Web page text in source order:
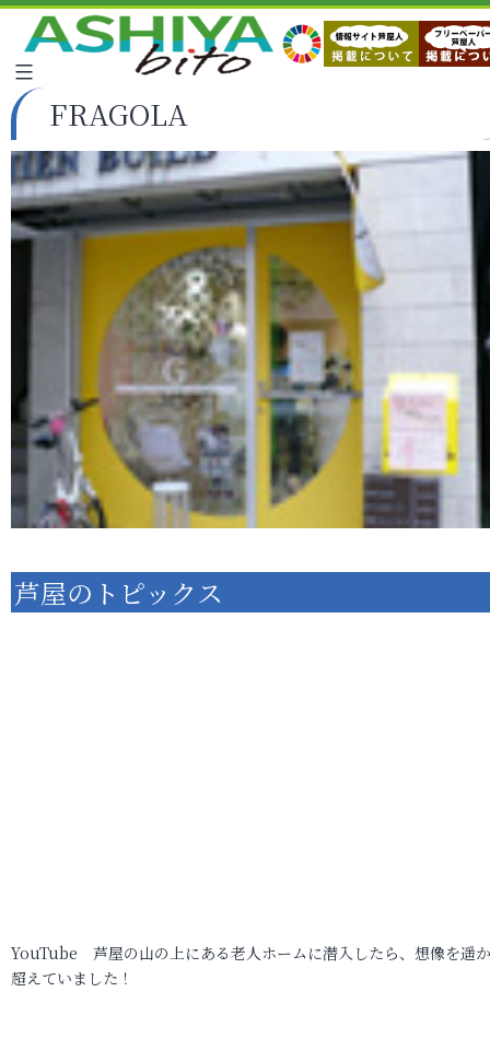
FRAGOLA
芦屋のトピックス
YouTube 芦屋の山の上にある老人ホームに潜入したら、想像を遥
超えていました！